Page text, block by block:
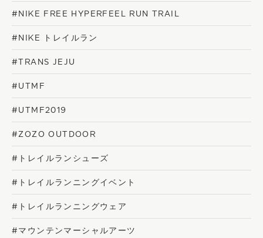
#NIKE FREE HYPERFEEL RUN TRAIL
#NIKE トレイルラン
#TRANS JEJU
#UTMF
#UTMF2019
#ZOZO OUTDOOR
#トレイルランシューズ
#トレイルランニングイベント
#トレイルランニングウェア
#マウンテンマーシャルアーツ